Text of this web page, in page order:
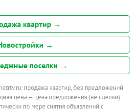
квартир →
→
поселки →
продажа квартир, без предложений
цена — цена предложения (не сделки).
по мере снятия объявлений с